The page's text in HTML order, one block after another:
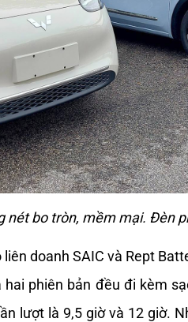
nét bo tròn, mềm mại. Đèn
doanh SAIC và Rept
phiên bản đều đi kèm
lượt là 9,5 giờ và 12 giờ.